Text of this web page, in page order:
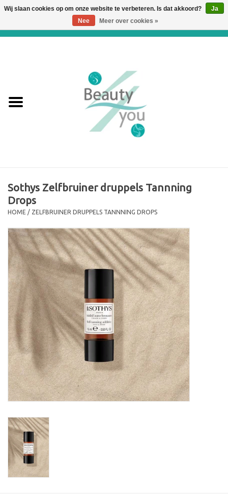
Merken
Sothys Zelfbruiner druppels Tannning
Drops
HOME / ZELFBRUINER DRUPPELS TANNNING DROPS
Wij slaan cookies op om onze website te verbeteren. Is dat akkoord?
Ja
Nee
Meer over cookies »